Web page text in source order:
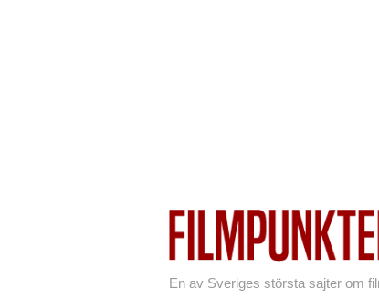
En av Sveriges största sajter om